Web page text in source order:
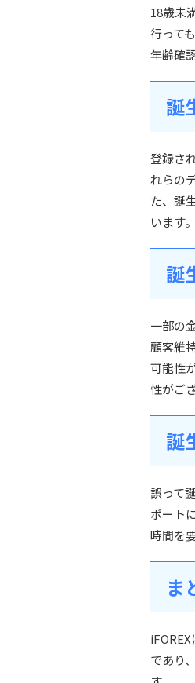
18歳未
行って
年齢確
誕
登録さ
れらの
た、誕
います。
誕
一部の
顧客維
可能性
性がご
誕
誤って
ポート
時間を
ま
であり